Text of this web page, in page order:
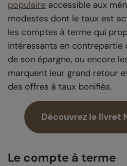
populaire accessible aux
modestes dont le taux est
les comptes à terme qui
intéressants en contrepartie
de son épargne, ou encore
marquent leur grand retour
des offres à taux bonifiés.
Découvrez le livret
Le compte à terme